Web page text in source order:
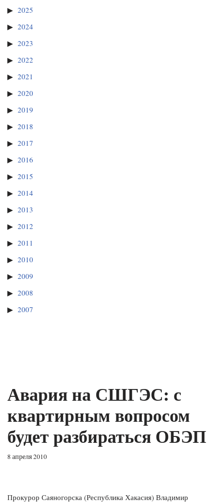
2025
2024
2023
2022
2021
2020
2019
2018
2017
2016
2015
2014
2013
2012
2011
2010
2009
2008
2007
Авария на СШГЭС: с
квартирным вопросом
будет разбираться ОБЭП
8 апреля 2010
Прокурор Саяногорска (Республика Хакасия) Владимир